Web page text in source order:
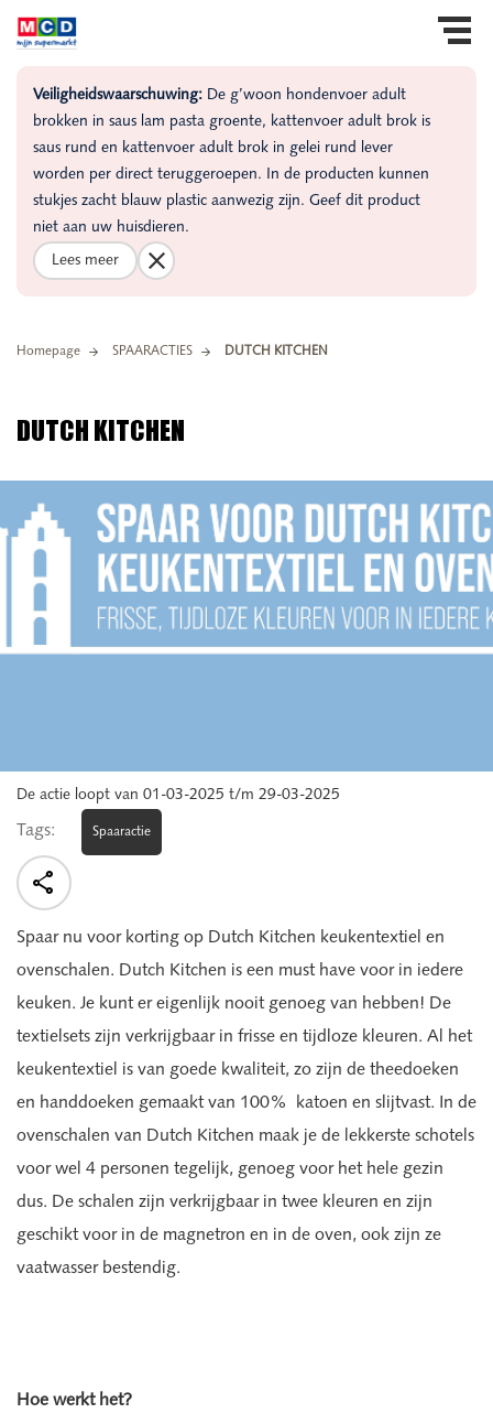
Veiligheidswaarschuwing: De g’woon hondenvoer adult
brokken in saus lam pasta groente, kattenvoer adult brok is
saus rund en kattenvoer adult brok in gelei rund lever
worden per direct teruggeroepen. In de producten kunnen
stukjes zacht blauw plastic aanwezig zijn. Geef dit product
niet aan uw huisdieren.
Lees meer
Homepage SPAARACTIES DUTCH KITCHEN
DUTCH KITCHEN
De actie loopt van 01-03-2025 t/m 29-03-2025
Tags: Spaaractie

Spaar nu voor korting op Dutch Kitchen keukentextiel en
ovenschalen. Dutch Kitchen is een must have voor in iedere
keuken. Je kunt er eigenlijk nooit genoeg van hebben! De
textielsets zijn verkrijgbaar in frisse en tijdloze kleuren. Al het
keukentextiel is van goede kwaliteit, zo zijn de theedoeken
en handdoeken gemaakt van 100% katoen en slijtvast. In de
ovenschalen van Dutch Kitchen maak je de lekkerste schotels
voor wel 4 personen tegelijk, genoeg voor het hele gezin
dus. De schalen zijn verkrijgbaar in twee kleuren en zijn
geschikt voor in de magnetron en in de oven, ook zijn ze
vaatwasser bestendig.
Hoe werkt het?